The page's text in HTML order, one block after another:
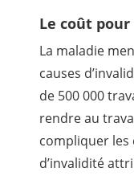
Le coût
La maladie
causes
de 500 000
rendre au
compliquer les
d’invalidité